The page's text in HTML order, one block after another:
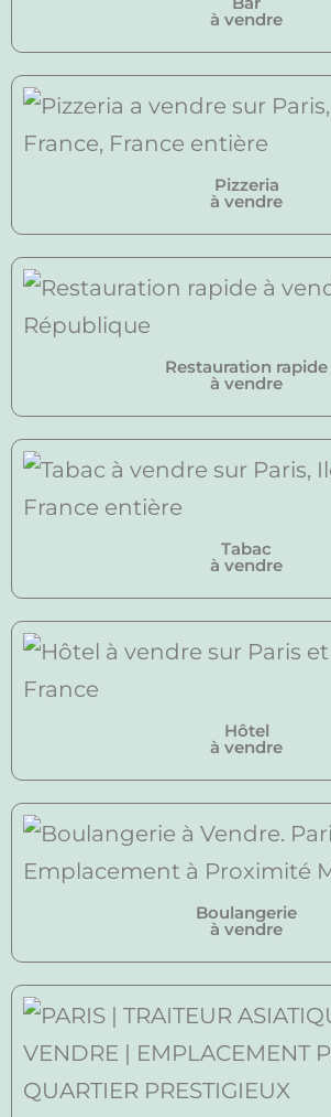
à vendre
Pizzeria
à vendre
Restauration rapide
à vendre
Tabac
à vendre
Hôtel
à vendre
Boulangerie
à vendre